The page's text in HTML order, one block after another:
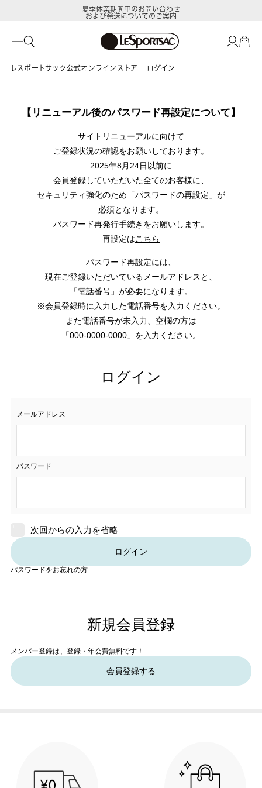
夏季休業期間中のお問い合わせ
および発送についてのご案内
レスポートサック公式オンラインストア ログイン
【リニューアル後のパスワード再設定について】
サイトリニューアルに向けて
ご登録状況の確認をお願いしております。
2025年8月24日以前に
会員登録していただいた全てのお客様に、
セキュリティ強化のため「パスワードの再設定」が
必須となります。
パスワード再発行手続きをお願いします。
再設定はこちら
パスワード再設定には、
現在ご登録いただいているメールアドレスと、
「電話番号」が必要になります。
※会員登録時に入力した電話番号を入力ください。
また電話番号が未入力、空欄の方は
「000-0000-0000」を入力ください。
ログイン
メールアドレス
パスワード
次回からの入力を省略
ログイン
パスワードをお忘れの方
新規会員登録
メンバー登録は、登録・年会費無料です！
会員登録する